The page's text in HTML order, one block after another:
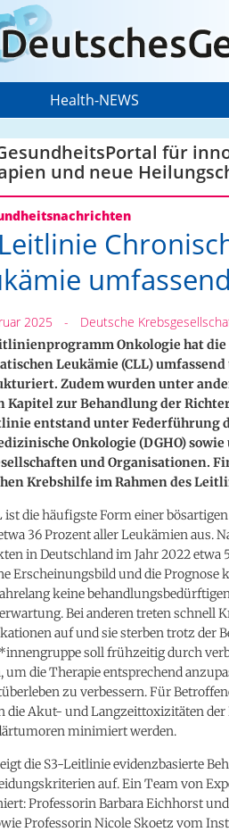
Health-NEWS
für
und neue
2025 - Deutsche
Onkologie hat
Leukämie (CLL)
Zudem wurden unter
Kapitel zur Behandlung der
entstand unter Federführung
Onkologie (DGHO)
und Organisationen.
Krebshilfe im Rahmen des
ist die häufigste Form einer
36 Prozent aller Leukämien aus.
in Deutschland im Jahr 2022 etwa
Erscheinungsbild und die
keine
Bei anderen treten schnell
auf und sie sterben trotz der
soll frühzeitig durch
um die Therapie entsprechend
zu verbessern. Für
die Akut- und Langzeittoxizitäten
minimiert werden.
die S3-Leitlinie evidenzbasierte
auf. Ein Team von
Professorin Barbara Eichhorst
Professorin Nicole Skoetz vom